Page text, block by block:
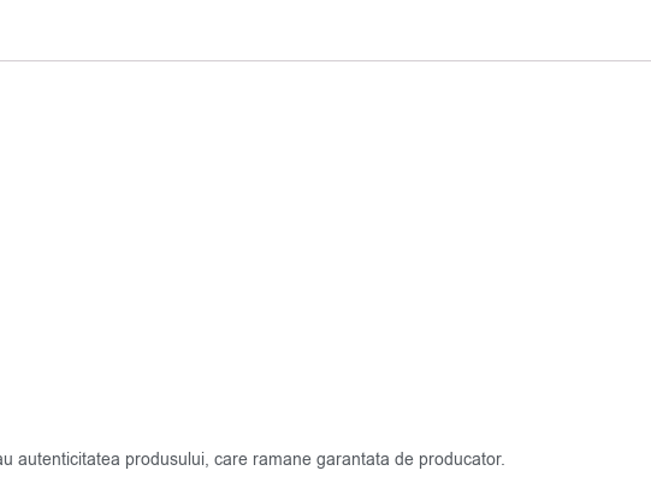
autenticitatea produsului, care ramane garantata de producator.